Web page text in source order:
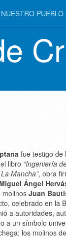
NUESTRO PUEBLO
fue testigo de
libro “Ingeniería
Mancha”, obra
Miguel Ángel
molinos Juan
celebrado en la
a autoridades,
a un símbolo
los molinos